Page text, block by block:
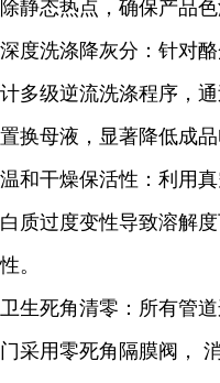
除静态热点，确保产品色
深度洗涤降灰分：针对
计多级逆流洗涤程序，
置换母液，显著降低成品
温和干燥保活性：利用
白质过度变性导致溶解
性。
卫生死角清零：所有管
门采用零死角隔膜阀，